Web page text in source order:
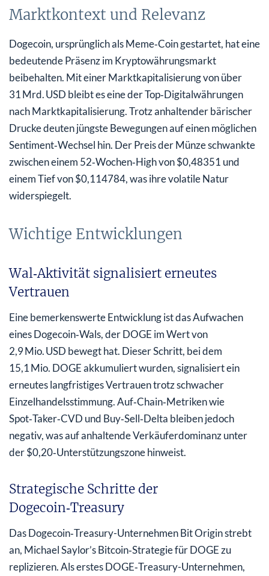
Marktkontext und Relevanz
Dogecoin, ursprünglich als Meme‑Coin gestartet, hat eine
bedeutende Präsenz im Kryptowährungsmarkt
beibehalten. Mit einer Marktkapitalisierung von über
31 Mrd. USD bleibt es eine der Top‑Digitalwährungen
nach Marktkapitalisierung. Trotz anhaltender bärischer
Drucke deuten jüngste Bewegungen auf einen möglichen
Sentiment‑Wechsel hin. Der Preis der Münze schwankte
zwischen einem 52‑Wochen‑High von $0,48351 und
einem Tief von $0,114784, was ihre volatile Natur
widerspiegelt.
Wichtige Entwicklungen
Wal‑Aktivität signalisiert erneutes
Vertrauen
Eine bemerkenswerte Entwicklung ist das Aufwachen
eines Dogecoin‑Wals, der DOGE im Wert von
2,9 Mio. USD bewegt hat. Dieser Schritt, bei dem
15,1 Mio. DOGE akkumuliert wurden, signalisiert ein
erneutes langfristiges Vertrauen trotz schwacher
Einzelhandelsstimmung. Auf‑Chain‑Metriken wie
Spot‑Taker‑CVD und Buy‑Sell‑Delta bleiben jedoch
negativ, was auf anhaltende Verkäuferdominanz unter
der $0,20‑Unterstützungszone hinweist.
Strategische Schritte der
Dogecoin‑Treasury
Das Dogecoin‑Treasury-Unternehmen Bit Origin strebt
an, Michael Saylor’s Bitcoin‑Strategie für DOGE zu
replizieren. Als erstes DOGE‑Treasury-Unternehmen,